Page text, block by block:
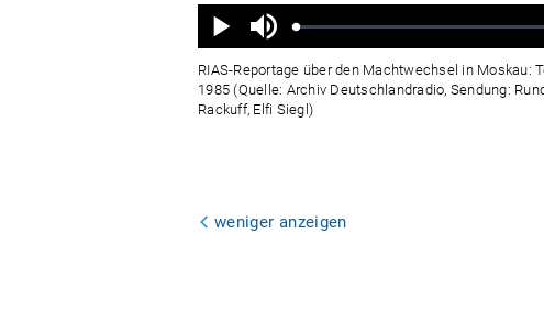
Wiedergabe
Ton
aus
Geladen:
Status:
RIAS-Reportage über den Machtwechsel in Moskau:
1985 (Quelle: Archiv Deutschlandradio, Sendung:
Rackuff, Elfi Siegl)
weniger anzeigen